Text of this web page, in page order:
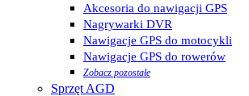
Akcesoria do nawigacji GPS
Nagrywarki DVR
Nawigacje GPS do motocykli
Nawigacje GPS do rowerów
Zobacz pozostałe
Sprzęt AGD